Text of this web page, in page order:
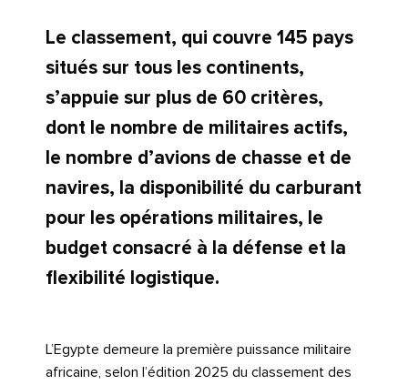
Le classement, qui couvre 145 pays
situés sur tous les continents,
s’appuie sur plus de 60 critères,
dont le nombre de militaires actifs,
le nombre d’avions de chasse et de
navires, la disponibilité du carburant
pour les opérations militaires, le
budget consacré à la défense et la
flexibilité logistique.
L’Egypte demeure la première puissance militaire
africaine, selon l’édition 2025 du classement des